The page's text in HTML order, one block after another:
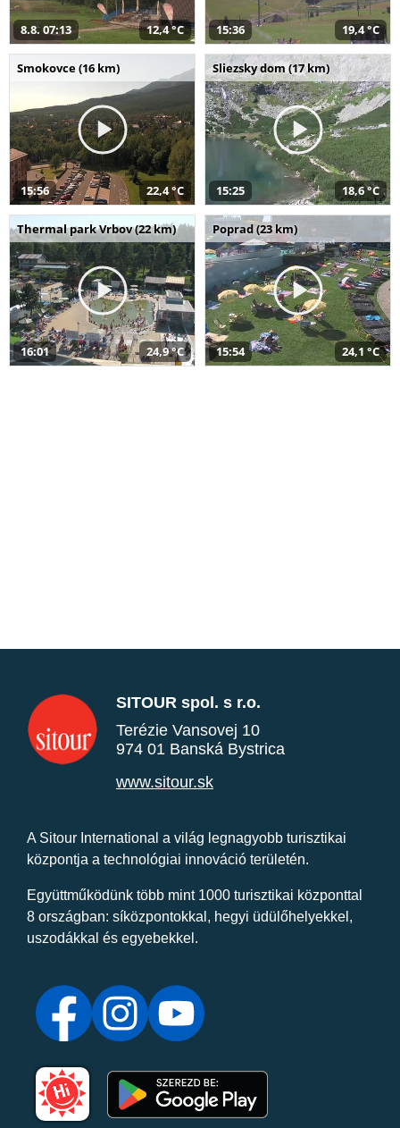
8.8. 07:13 12,4 °C 15:36 19,4 °C
Smokovce (16 km)
15:56 22,4 °C
Sliezsky dom (17 km)
15:25 18,6 °C
Thermal park Vrbov (22 km)
16:01 24,9 °C
Poprad (23 km)
15:54 24,1 °C
SITOUR spol. s r.o.
Terézie Vansovej 10
974 01 Banská Bystrica
www.sitour.sk
A Sitour International a világ legnagyobb turisztikai
központja a technológiai innováció területén.
Együttműködünk több mint 1000 turisztikai központtal
8 országban: síközpontokkal, hegyi üdülőhelyekkel,
uszodákkal és egyebekkel.